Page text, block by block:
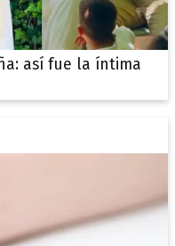
así fue la íntima